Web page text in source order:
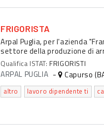
FRIGORISTA
Arpal Puglia, per l'azienda
settore della produzione di
Qualifica ISTAT: FRIGORISTI
ARPAL PUGLIA - Capurso
altro lavoro dipendente ti